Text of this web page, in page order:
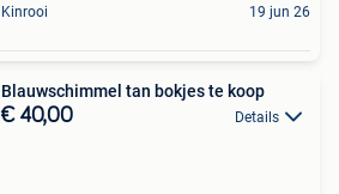
Kinrooi 19 jun 26
Blauwschimmel tan bokjes te koop
€ 40,00 Details